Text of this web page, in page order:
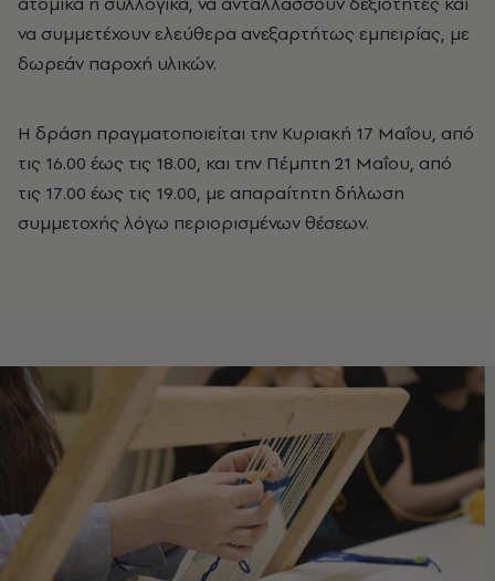
να συμμετέχουν ελεύθερα ανεξαρτήτως εμπειρίας, με
δωρεάν παροχή υλικών.
Η δράση πραγματοποιείται την Κυριακή 17 Μαΐου, από
τις 16.00 έως τις 18.00, και την Πέμπτη 21 Μαΐου, από
τις 17.00 έως τις 19.00, με απαραίτητη δήλωση
συμμετοχής λόγω περιορισμένων θέσεων.